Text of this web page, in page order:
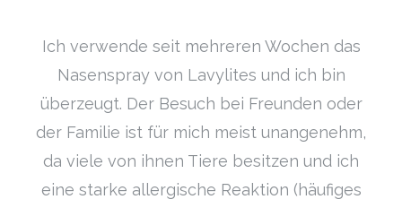
Ich verwende seit mehreren Wochen das
Nasenspray von Lavylites und ich bin
überzeugt. Der Besuch bei Freunden oder
der Familie ist für mich meist unangenehm,
da viele von ihnen Tiere besitzen und ich
eine starke allergische Reaktion (häufiges